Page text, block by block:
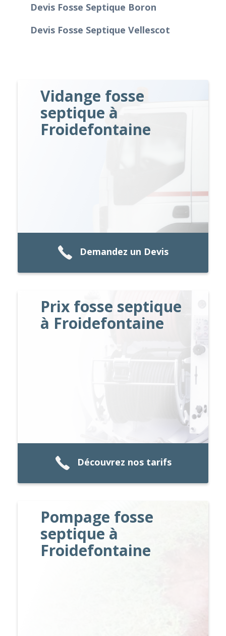
Devis Fosse Septique Boron
Devis Fosse Septique Vellescot
Vidange fosse
septique à
Froidefontaine
Demandez un Devis
Prix fosse septique
à Froidefontaine
Découvrez nos tarifs
Pompage fosse
septique à
Froidefontaine